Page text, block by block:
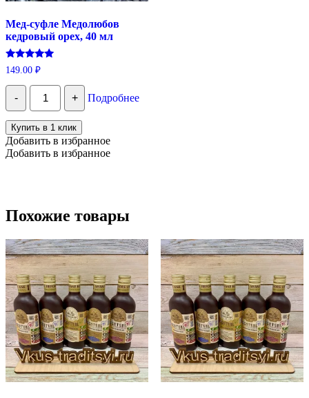
Мед-суфле Медолюбов
кедровый орех, 40 мл
Оценка
5.00
из 5
149.00 ₽
-
Количество
Мед-
суфле
Медолюбов
кедровый
орех,
40
+ Подробнее
Купить в 1 клик
Добавить в избранное
Добавить в избранное
Похожие товары